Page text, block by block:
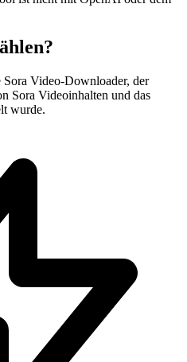
Sora Video-Downloader, der
Sora Videoinhalten und das
wurde.